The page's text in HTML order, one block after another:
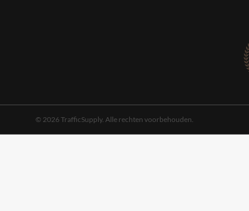
© 2026 TrafficSupply. Alle rechten voorbehouden.